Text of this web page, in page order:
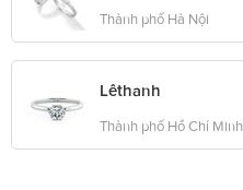
Thành phố Hà Nội
Lêthanh
Thành phố Hồ Chí Minh